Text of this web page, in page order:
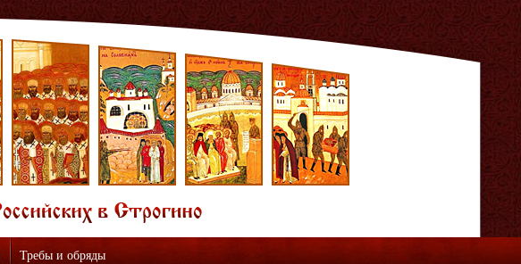
Требы и обряды